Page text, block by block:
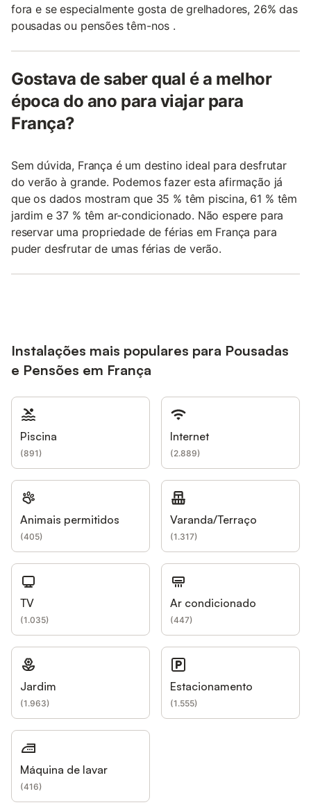
fora e se especialmente gosta de grelhadores, 26% das
pousadas ou pensões têm-nos .
Gostava de saber qual é a melhor
época do ano para viajar para
França?
Sem dúvida, França é um destino ideal para desfrutar
do verão à grande. Podemos fazer esta afirmação já
que os dados mostram que 35 % têm piscina, 61 % têm
jardim e 37 % têm ar-condicionado. Não espere para
reservar uma propriedade de férias em França para
puder desfrutar de umas férias de verão.
Instalações mais populares para Pousadas
e Pensões em França
Piscina
(891)
Internet
(2.889)
Animais permitidos
(405)
Varanda/Terraço
(1.317)
TV
(1.035)
Ar condicionado
(447)
Jardim
(1.963)
Estacionamento
(1.555)
Máquina de lavar
(416)